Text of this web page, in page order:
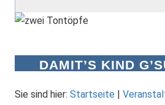
DAMIT’S KIND
Sie sind hier: Startseite |